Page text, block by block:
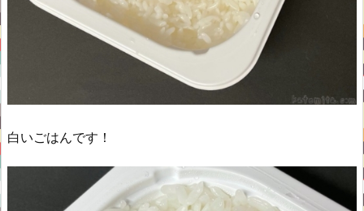
白いごはんです！